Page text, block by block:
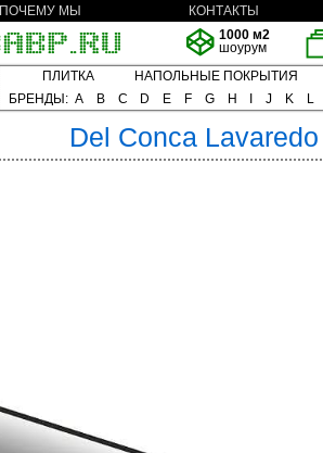
ПОЧЕМУ МЫ
КОНТАКТЫ
1000 м2
шоурум
ПЛИТКА
НАПОЛЬНЫЕ ПОКРЫТИЯ
БРЕНДЫ: A B C D E F G H J K L
Del Conca Lavaredo